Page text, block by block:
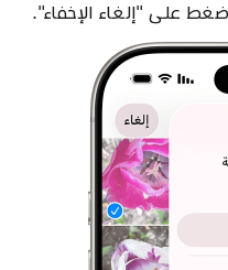
على "إلغاء الإخفاء".